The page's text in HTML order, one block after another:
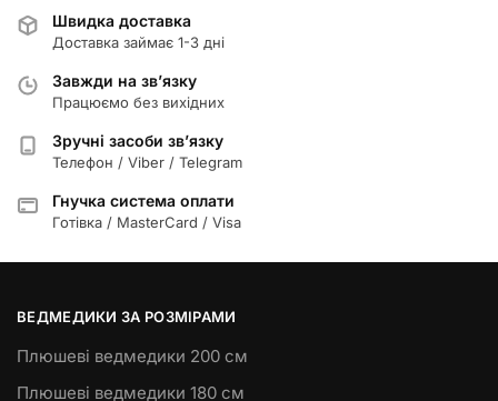
Швидка доставка
Доставка займає 1-3 дні
Завжди на зв’язку
Працюємо без вихідних
Зручні засоби зв’язку
Телефон / Viber / Telegram
Гнучка система оплати
Готівка / MasterCard / Visa
ВЕДМЕДИКИ ЗА РОЗМІРАМИ
Плюшеві ведмедики 200 см
Плюшеві ведмедики 180 см